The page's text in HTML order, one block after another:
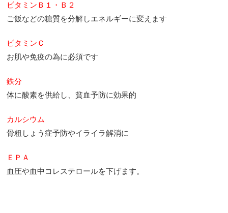
ビタミンＢ１・Ｂ２
ご飯などの糖質を分解しエネルギーに変えます
ビタミンＣ
お肌や免疫の為に必須です
鉄分
体に酸素を供給し、貧血予防に効果的
カルシウム
骨粗しょう症予防やイライラ解消に
ＥＰＡ
血圧や血中コレステロールを下げます。